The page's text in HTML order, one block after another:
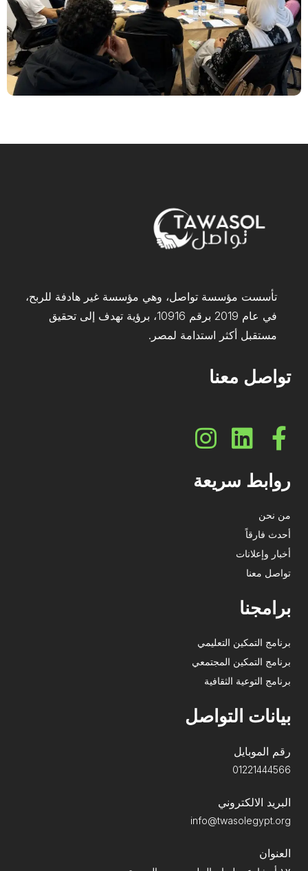
تأسست مؤسسة تواصل، وهي مؤسسة غير هادفة للربح،
في عام 2019 برقم 10916، برؤية تهدف إلى تحقيق
مستقبل أكثر استدامة لمصر.
تواصل معنا
روابط سريعة
من نحن
أحدث فارقاً
أخبار وإعلانات
تواصل معنا
برامجنا
برنامج التمكين التعليمي
برنامج التمكين المجتمعي
برنامج التوعية الثقافية
بيانات التواصل
رقم الموبايل
01221444566
البريد الالكتروني
info@twasolegypt.org
العنوان